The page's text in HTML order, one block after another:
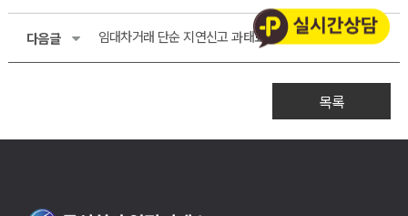
다음글 임대차거래 단순 지연신고 과태료 완화
목록